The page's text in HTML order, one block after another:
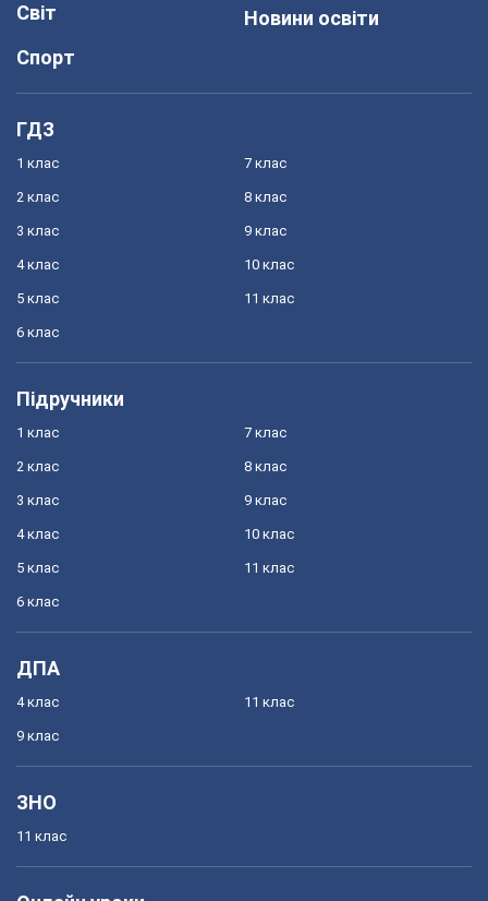
Світ
Спорт
Новини освіти
ГДЗ
1 клас
2 клас
3 клас
4 клас
5 клас
6 клас
7 клас
8 клас
9 клас
10 клас
11 клас
Підручники
1 клас
2 клас
3 клас
4 клас
5 клас
6 клас
7 клас
8 клас
9 клас
10 клас
11 клас
ДПА
4 клас
9 клас
11 клас
ЗНО
11 клас